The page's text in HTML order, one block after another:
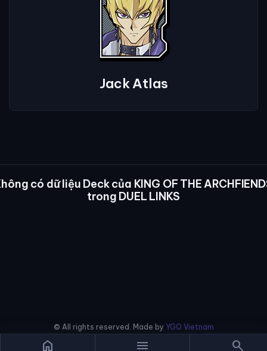
Jack Atlas
có dữ liệu Deck của KING OF THE
trong DUEL LINKS
home menu search
© All rights reserved. Made by YGO Vietnam